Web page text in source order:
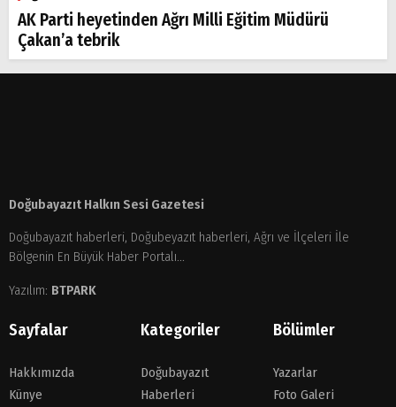
AK Parti heyetinden Ağrı Milli Eğitim Müdürü
Çakan’a tebrik
Doğubayazıt Halkın Sesi Gazetesi
Doğubayazıt haberleri, Doğubeyazıt haberleri, Ağrı ve İlçeleri İle
Bölgenin En Büyük Haber Portalı...
Yazılım: BTPARK
Sayfalar
Hakkımızda
Künye
Kategoriler
Doğubayazıt
Haberleri
Bölümler
Yazarlar
Foto Galeri